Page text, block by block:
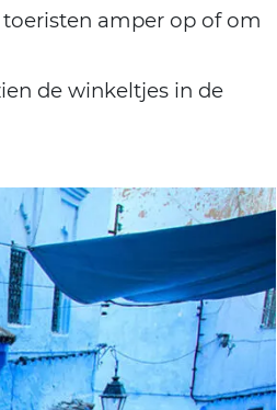
amper op of om
de winkeltjes in de